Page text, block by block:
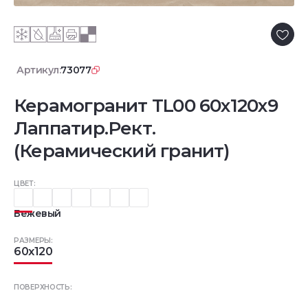
Артикул:73077
Керамогранит TL00 60x120x9
Лаппатир.Рект.
(Керамический гранит)
ЦВЕТ:
Бежевый
РАЗМЕРЫ:
60x120
ПОВЕРХНОСТЬ: